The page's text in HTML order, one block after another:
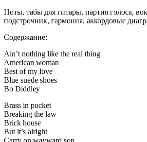
Ноты, табы для гитары, партия голоса,
подстрочник, гармония, аккордовые
Содержание:
Ain’t nothing like the real thing
American woman
Best of my love
Blue suede shoes
Bo Diddley
Brass in pocket
Breaking the law
Brick house
But it’s alright
Carry on wayward son